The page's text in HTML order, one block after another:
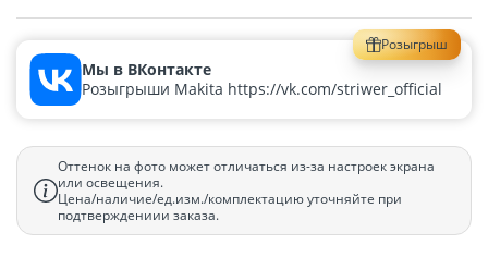
Розыгрыш
Мы в ВКонтакте
Розыгрыши Makita https://vk.com/striwer_official
Оттенок на фото может отличаться из-за настроек экрана
или освещения.
Цена/наличие/ед.изм./комплектацию уточняйте при
подтверждениии заказа.